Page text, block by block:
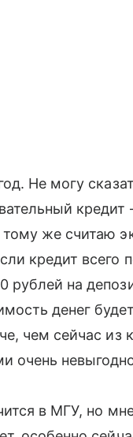
Не могу
же считаю
кредит всего
на
денег
чем сейчас
очень
в МГУ, но